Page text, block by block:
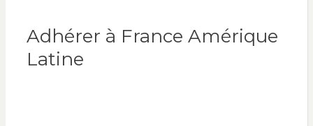
Adhérer à France Amérique
Latine